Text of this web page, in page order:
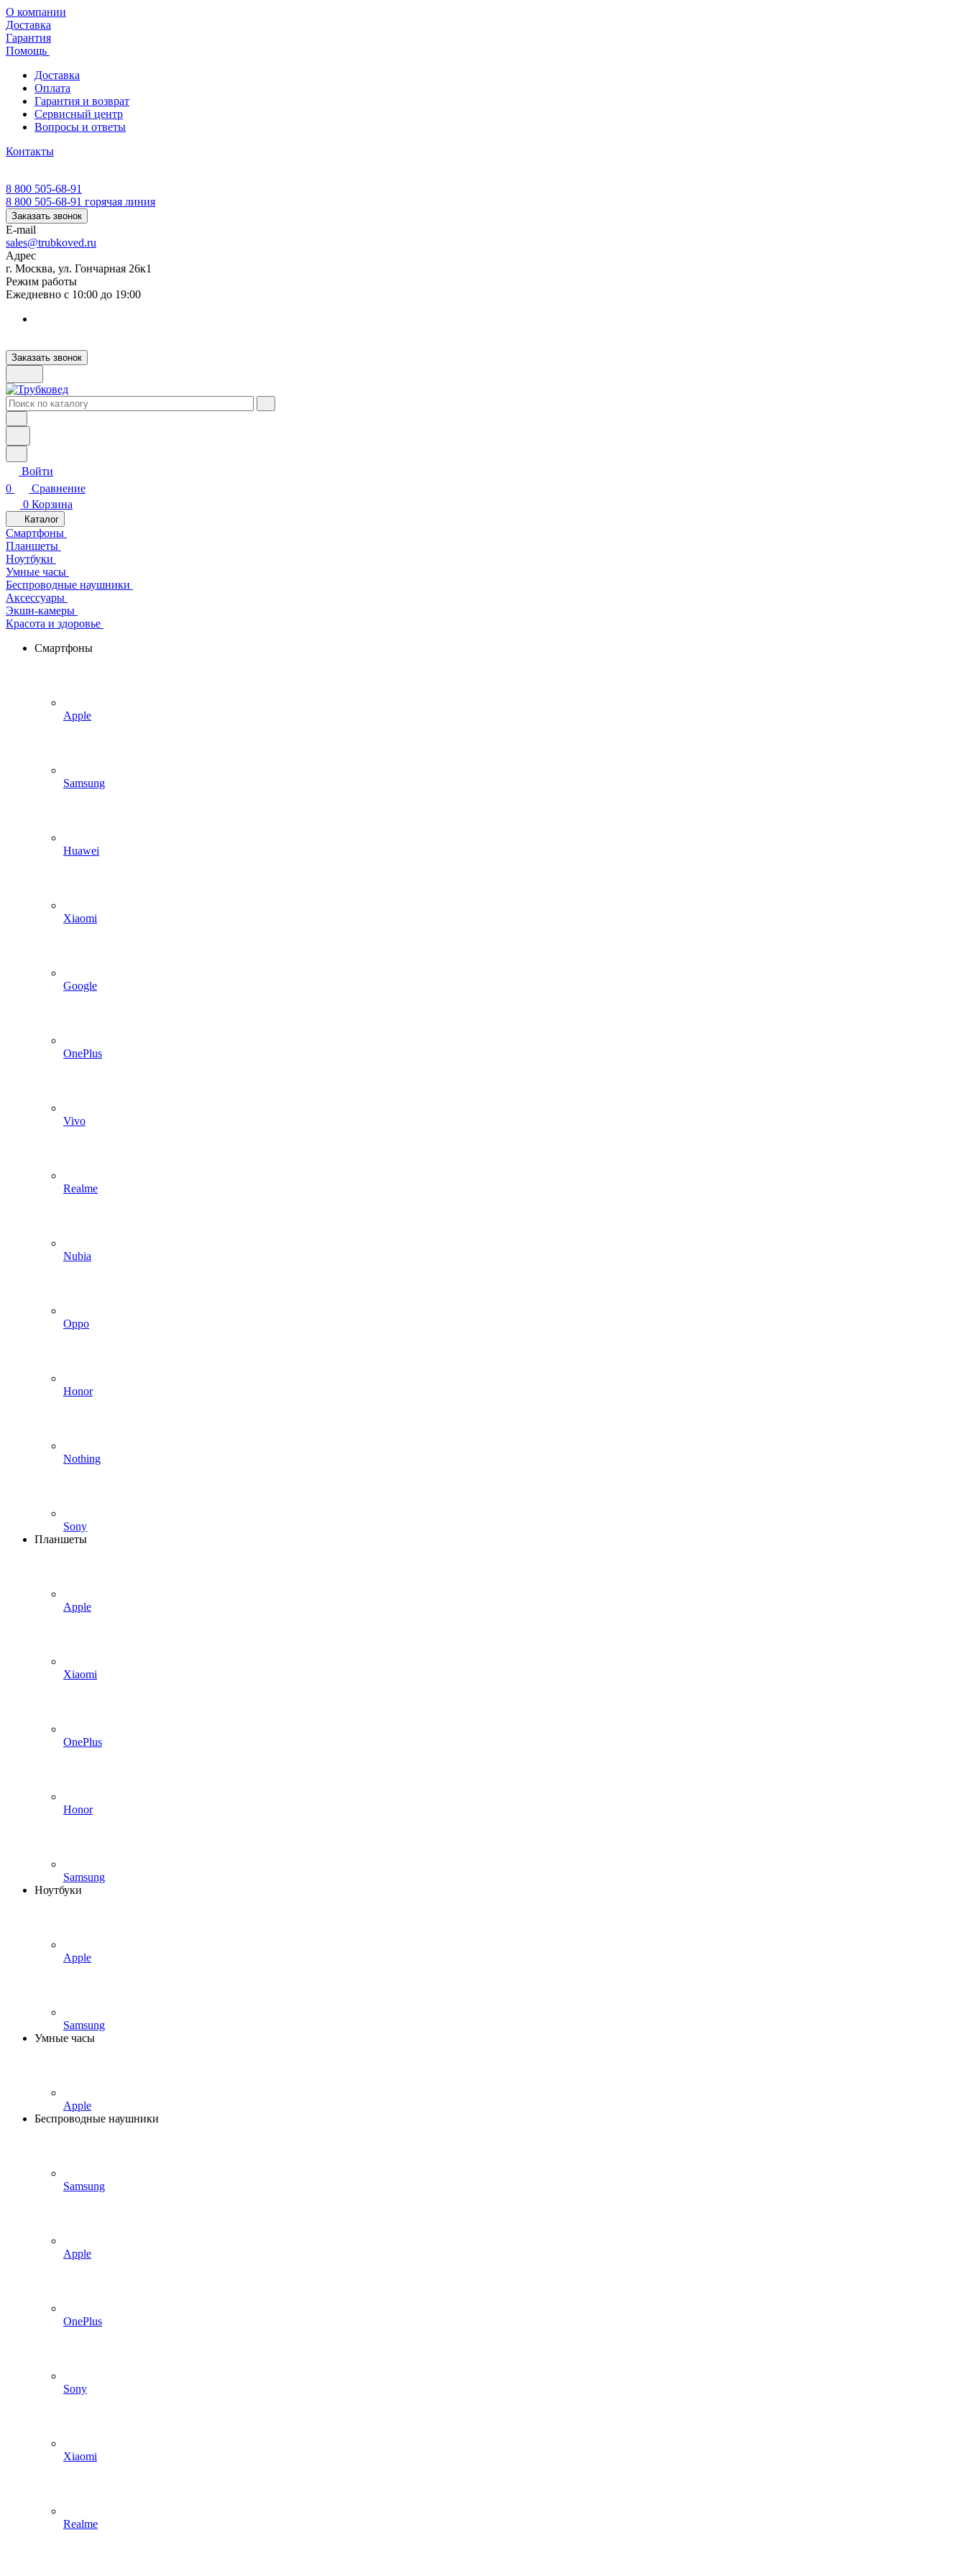
О компании
Доставка
Гарантия
Помощь
Доставка
Оплата
Гарантия и возврат
Сервисный центр
Вопросы и ответы
Контакты
8 800 505-68-91
8 800 505-68-91 горячая линия
Заказать звонок
E-mail
sales@trubkoved.ru
Адрес
г. Москва, ул. Гончарная 26к1
Режим работы
Ежедневно с 10:00 до 19:00
Заказать звонок
Войти
0
Сравнение
0 Корзина
Каталог
Смартфоны
Планшеты
Ноутбуки
Умные часы
Беспроводные наушники
Аксессуары
Экшн-камеры
Красота и здоровье
Смартфоны
Apple
Samsung
Huawei
Xiaomi
Google
OnePlus
Vivo
Realme
Nubia
Oppo
Honor
Nothing
Sony
Планшеты
Apple
Xiaomi
OnePlus
Honor
Samsung
Ноутбуки
Apple
Samsung
Умные часы
Apple
Беспроводные наушники
Samsung
Apple
OnePlus
Sony
Xiaomi
Realme